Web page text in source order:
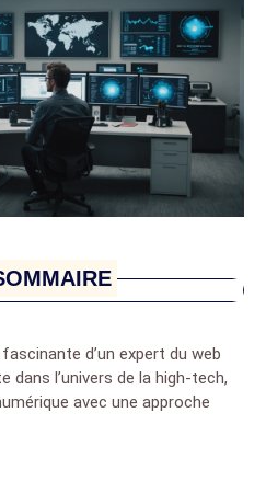
d’un expert du web
dans l’univers de la high-tech,
avec une approche